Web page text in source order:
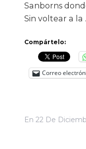
Sanborns
Sin voltear a la
Compártelo:
Correo
En 22 De